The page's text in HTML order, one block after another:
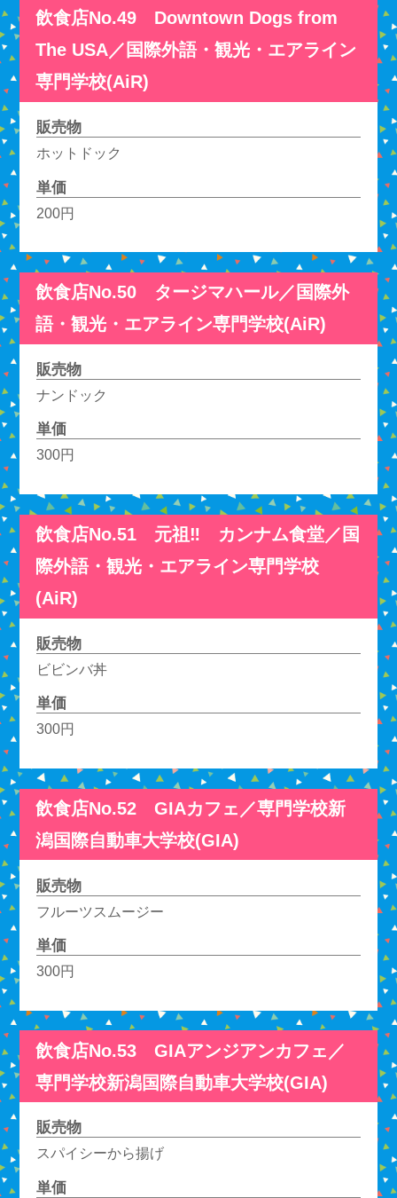
飲食店No.49 Downtown Dogs from
The USA／国際外語・観光・エアライン
専門学校(AiR)
販売物
ホットドック
単価
200円
飲食店No.50 タージマハール／国際外
語・観光・エアライン専門学校(AiR)
販売物
ナンドック
単価
300円
飲食店No.51 元祖‼ カンナム食堂／国
際外語・観光・エアライン専門学校
(AiR)
販売物
ビビンバ丼
単価
300円
飲食店No.52 GIAカフェ／専門学校新
潟国際自動車大学校(GIA)
販売物
フルーツスムージー
単価
300円
飲食店No.53 GIAアンジアンカフェ／
専門学校新潟国際自動車大学校(GIA)
販売物
スパイシーから揚げ
単価